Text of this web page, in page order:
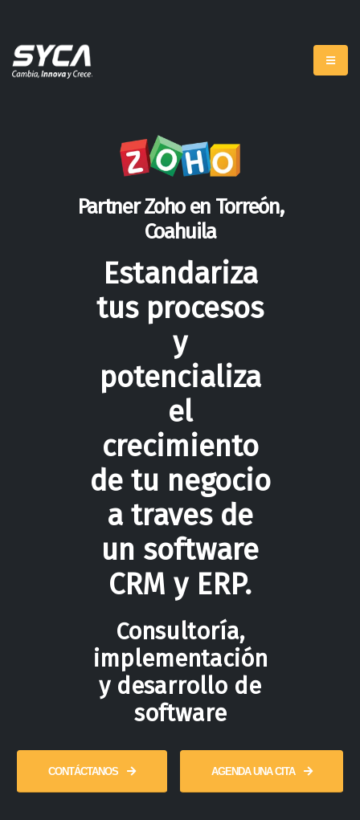
Partner Zoho en Torreón,
Coahuila
Estandariza
tus procesos
y
potencializa
el
crecimiento
de tu negocio
a traves de
un software
CRM y ERP.
Consultoría,
implementación
y desarrollo de
software
CONTÁCTANOS AGENDA UNA CITA